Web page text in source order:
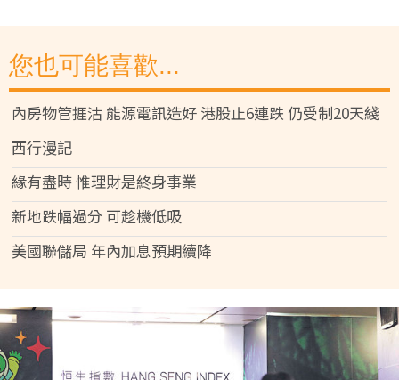
您也可能喜歡...
內房物管捱沽 能源電訊造好 港股止6連跌 仍受制20天綫
西行漫記
緣有盡時 惟理財是終身事業
新地跌幅過分 可趁機低吸
美國聯儲局 年內加息預期續降